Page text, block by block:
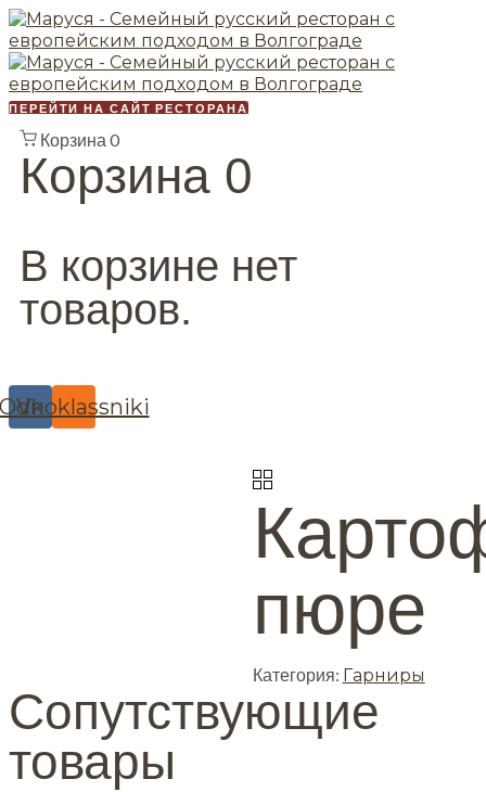
ПЕРЕЙТИ НА САЙТ РЕСТОРАНА
Корзина 0
Корзина 0
В корзине нет
товаров.
Vk
пюре
Категория: Гарниры
Сопутствующие
товары